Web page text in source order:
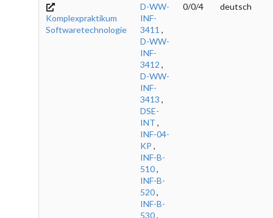
Komplexpraktikum
Softwaretechnologie
D-WW-
INF-
3411 ,
D-WW-
INF-
3412 ,
D-WW-
INF-
3413 ,
DSE-
INT ,
INF-04-
KP ,
INF-B-
510,
INF-B-
520,
INF-B-
530,
0/0/4 deutsch